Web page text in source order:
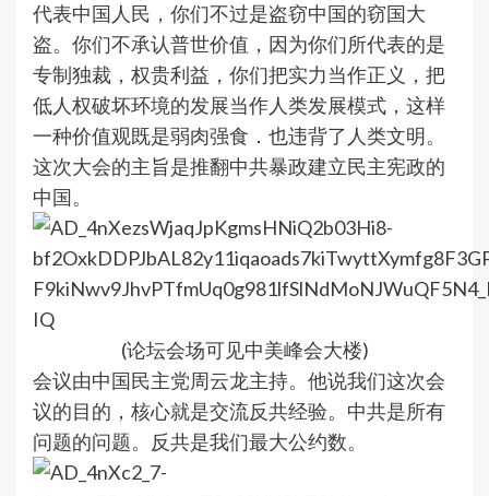
代表中国人民，你们不过是盗窃中国的窃国大
盗。你们不承认普世价值，因为你们所代表的是
专制独裁，权贵利益，你们把实力当作正义，把
低人权破坏环境的发展当作人类发展模式，这样
一种价值观既是弱肉强食．也违背了人类文明。
这次大会的主旨是推翻中共暴政建立民主宪政的
中国。
(论坛会场可见中美峰会大楼)
会议由中国民主党周云龙主持。他说我们这次会
议的目的，核心就是交流反共经验。中共是所有
问题的问题。反共是我们最大公约数。